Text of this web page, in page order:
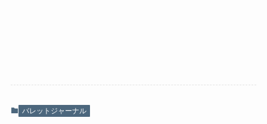
バレットジャーナル